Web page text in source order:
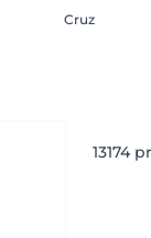
Cruz
13174